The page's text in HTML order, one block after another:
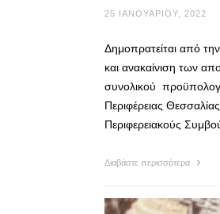
25 ΙΑΝΟΥΑΡΊΟΥ, 2022
Δημοπρατείται από
και ανακαίνιση των
συνολικού
Περιφέρειας
Περιφερειακούς
Διαβάστε περισσότερα